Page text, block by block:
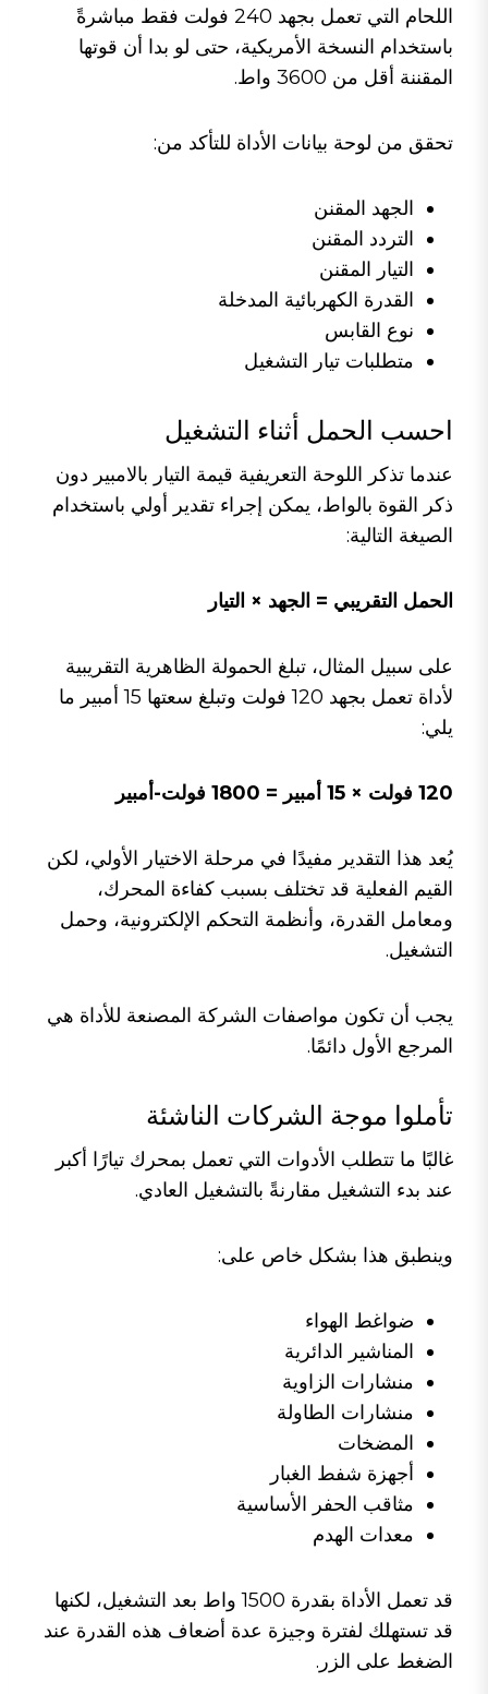
اللحام التي تعمل بجهد 240 فولت فقط مباشرةً
باستخدام النسخة الأمريكية، حتى لو بدا أن قوتها
المقننة أقل من 3600 واط.
تحقق من لوحة بيانات الأداة للتأكد من:
الجهد المقنن
التردد المقنن
التيار المقنن
القدرة الكهربائية المدخلة
نوع القابس
متطلبات تيار التشغيل
احسب الحمل أثناء التشغيل
عندما تذكر اللوحة التعريفية قيمة التيار بالامبير دون
ذكر القوة بالواط، يمكن إجراء تقدير أولي باستخدام
الصيغة التالية:
الحمل التقريبي = الجهد × التيار
على سبيل المثال، تبلغ الحمولة الظاهرية التقريبية
لأداة تعمل بجهد 120 فولت وتبلغ سعتها 15 أمبير ما
يلي:
120 فولت × 15 أمبير = 1800 فولت-أمبير
يُعد هذا التقدير مفيدًا في مرحلة الاختيار الأولي، لكن
القيم الفعلية قد تختلف بسبب كفاءة المحرك،
ومعامل القدرة، وأنظمة التحكم الإلكترونية، وحمل
التشغيل.
يجب أن تكون مواصفات الشركة المصنعة للأداة هي
المرجع الأول دائمًا.
تأملوا موجة الشركات الناشئة
غالبًا ما تتطلب الأدوات التي تعمل بمحرك تيارًا أكبر
عند بدء التشغيل مقارنةً بالتشغيل العادي.
وينطبق هذا بشكل خاص على:
ضواغط الهواء
المناشير الدائرية
منشارات الزاوية
منشارات الطاولة
المضخات
أجهزة شفط الغبار
مثاقب الحفر الأساسية
معدات الهدم
قد تعمل الأداة بقدرة 1500 واط بعد التشغيل، لكنها
قد تستهلك لفترة وجيزة عدة أضعاف هذه القدرة عند
الضغط على الزر.